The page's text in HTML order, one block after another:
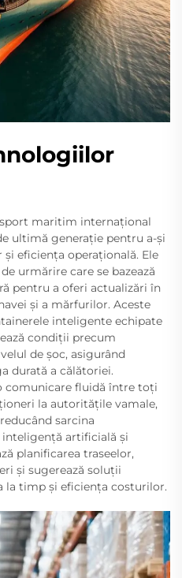
maritim internațional
ultimă generație pentru a-și
eficiența operațională. Ele
urmărire care se bazează
pentru a oferi actualizări în
și a mărfurilor. Aceste
inteligente echipate
condiții precum
de șoc, asigurând
durată a călătoriei.
fluidă între toți
la autoritățile vamale,
sarcina
artificială și
planificarea traseelor,
și sugerează soluții
la timp și eficiența costurilor.